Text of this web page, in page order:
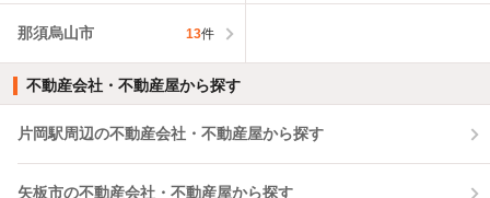
那須烏山市 13件
不動産会社・不動産屋から探す
片岡駅周辺の不動産会社・不動産屋から探す
矢板市の不動産会社・不動産屋から探す